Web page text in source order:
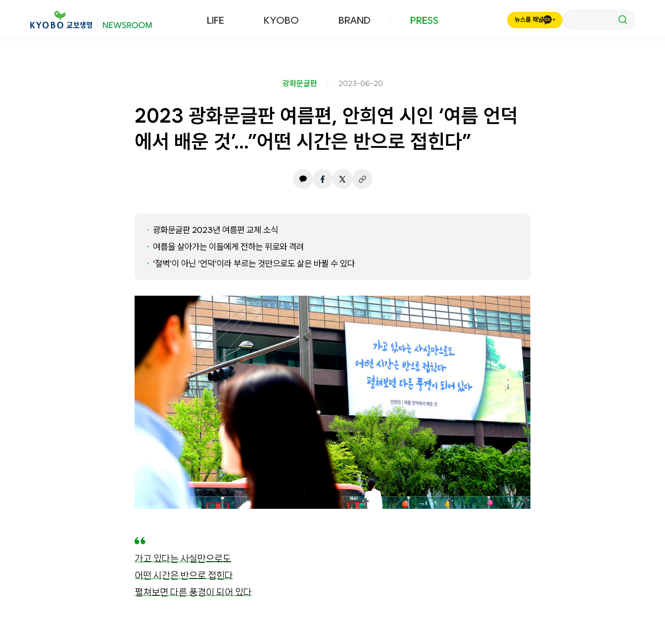
LIFE KYOBO BRAND PRESS 뉴스룸 채널
광화문글판 2023-06-20
2023 광화문글판 여름편, 안희연 시인 ‘여름 언덕
에서 배운 것’…”어떤 시간은 반으로 접힌다”
광화문글판 2023년 여름편 교체 소식
여름을 살아가는 이들에게 전하는 위로와 격려
‘절벽’이 아닌 ‘언덕’이라 부르는 것만으로도 삶은 바뀔 수 있다
가고 있다는 사실만으로도
어떤 시간은 반으로 접힌다
펼쳐보면 다른 풍경이 되어 있다